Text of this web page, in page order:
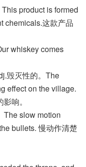
product is formed
chemicals.这款产品
whiskey comes
毁灭性的。The
effect on the village.
响。
The slow motion
bullets. 慢动作清楚